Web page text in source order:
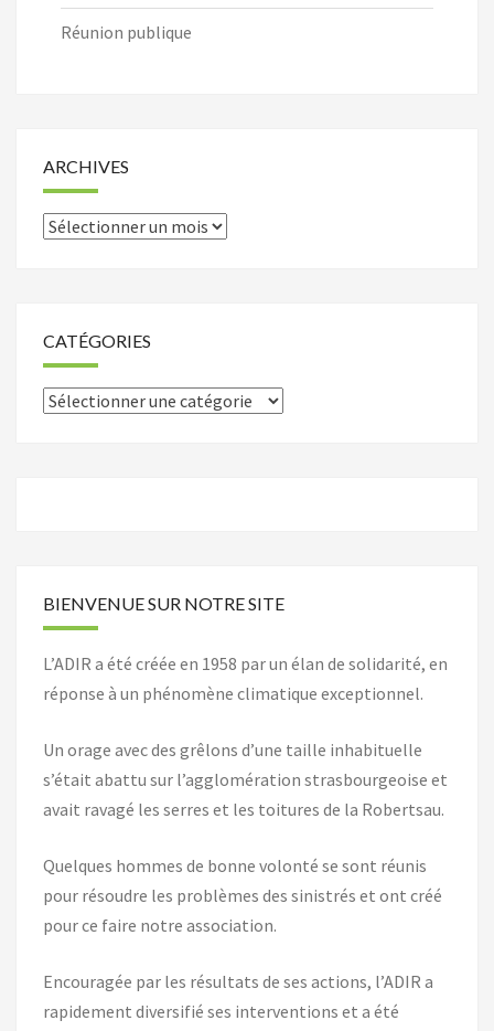
Réunion publique
ARCHIVES
Archives
CATÉGORIES
Catégories
BIENVENUE SUR NOTRE SITE
L’ADIR a été créée en 1958 par un élan de solidarité, en
réponse à un phénomène climatique exceptionnel.
Un orage avec des grêlons d’une taille inhabituelle
s’était abattu sur l’agglomération strasbourgeoise et
avait ravagé les serres et les toitures de la Robertsau.
Quelques hommes de bonne volonté se sont réunis
pour résoudre les problèmes des sinistrés et ont créé
pour ce faire notre association.
Encouragée par les résultats de ses actions, l’ADIR a
rapidement diversifié ses interventions et a été